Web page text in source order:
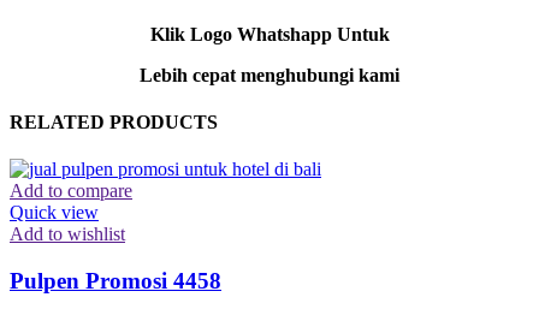
Klik Logo Whatshapp Untuk
Lebih cepat menghubungi kami
RELATED PRODUCTS
Add to compare
Quick view
Add to wishlist
Pulpen Promosi 4458